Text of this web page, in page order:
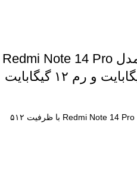
گوشی موبایل شیائومی مدل Redmi Note 14 Pro
گوشی موبایل شیائومی مدل Redmi Note 14 Pro Plus 5G با ظرفیت ۵۱۲